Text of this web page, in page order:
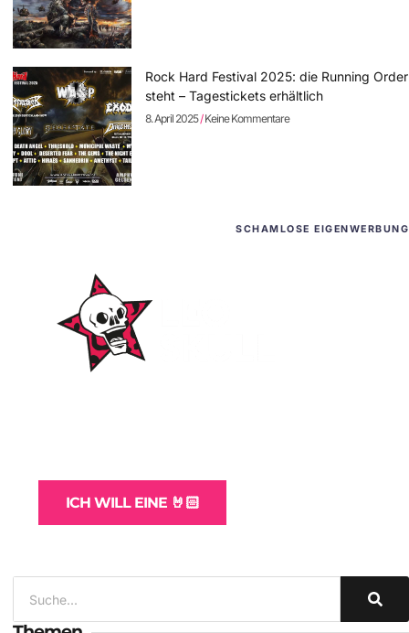
Rock Hard Festival 2025: die Running Order
steht – Tagestickets erhältlich
8. April 2025 Keine Kommentare
SCHAMLOSE EIGENWERBUNG
ICH WILL EINE 🤘🏻